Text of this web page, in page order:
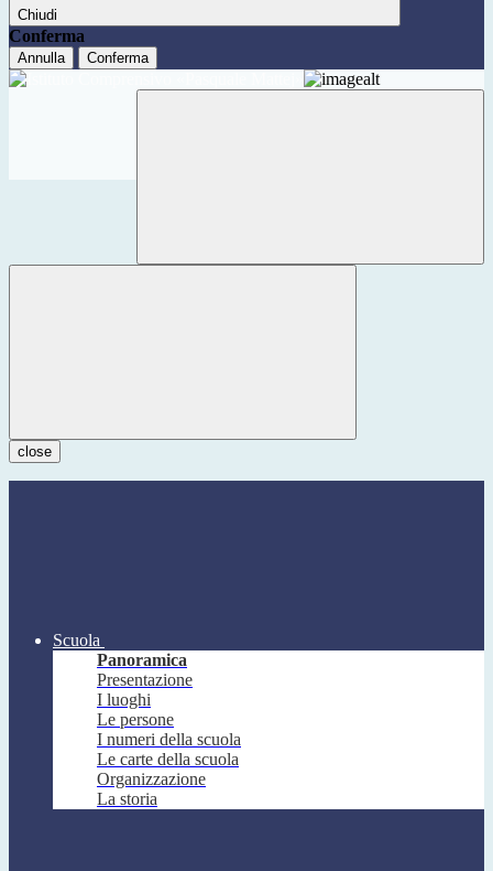
Chiudi
Conferma
Annulla Conferma
close
Scuola
Panoramica
Presentazione
I luoghi
Le persone
I numeri della scuola
Le carte della scuola
Organizzazione
La storia